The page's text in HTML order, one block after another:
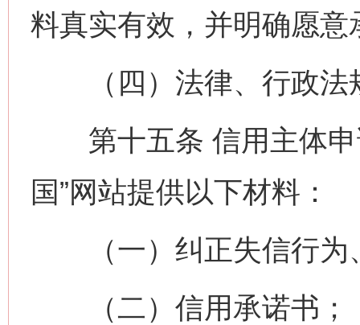
料真实有效，并明确愿
（四）法律、行政法
第十五条 信用主体申
国”网站提供以下材料：
（一）纠正失信行为
（二）信用承诺书；